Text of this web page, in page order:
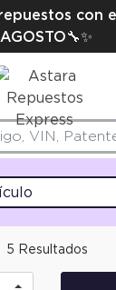
con
5 Resultados